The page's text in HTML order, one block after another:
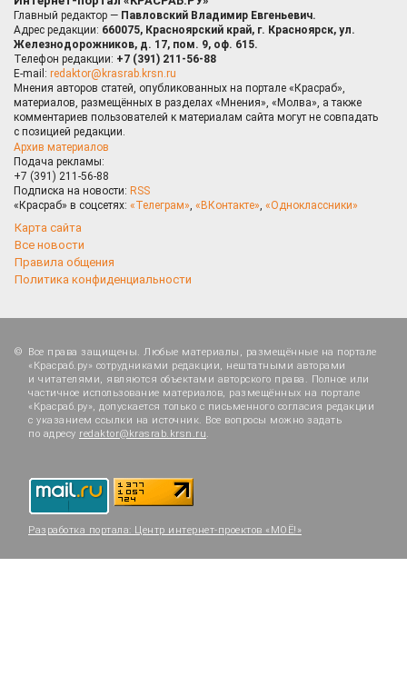
Главный редактор — Павловский Владимир Евгеньевич.
Адрес редакции: 660075, Красноярский край, г. Красноярск, ул.
Железнодорожников, д. 17, пом. 9, оф. 615.
Телефон редакции: +7 (391) 211-56-88
E-mail: redaktor@krasrab.krsn.ru
Мнения авторов статей, опубликованных на портале «Красраб»,
материалов, размещённых в разделах «Мнения», «Молва», а также
комментариев пользователей к материалам сайта могут не совпадать
с позицией редакции.
Архив материалов
Подача рекламы:
+7 (391) 211-56-88
Подписка на новости: RSS
«Красраб» в соцсетях: «Телеграм», «ВКонтакте», «Одноклассники»
Карта сайта
Все новости
Правила общения
Политика конфиденциальности
Все права защищены. Любые материалы, размещённые на портале
«Красраб.ру» сотрудниками редакции, нештатными авторами
и читателями, являются объектами авторского права. Полное или
частичное использование материалов, размещённых на портале
«Красраб.ру», допускается только с письменного согласия редакции
с указанием ссылки на источник. Все вопросы можно задать
по адресу redaktor@krasrab.krsn.ru.
Разработка портала: Центр интернет-проектов «МОЁ!»